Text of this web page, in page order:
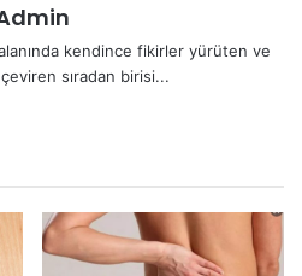
kendince fikirler yürüten ve
sıradan birisi...